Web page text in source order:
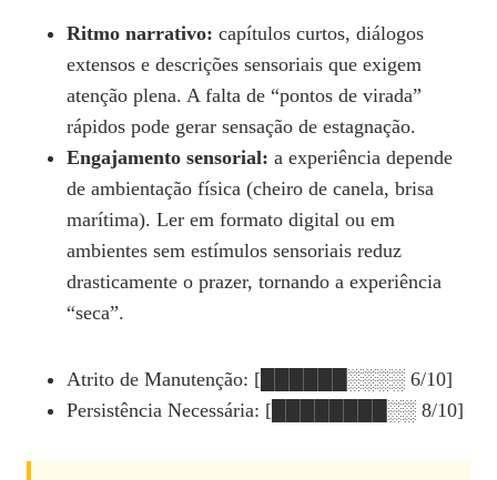
Ritmo narrativo: capítulos curtos, diálogos
extensos e descrições sensoriais que exigem
atenção plena. A falta de “pontos de virada”
rápidos pode gerar sensação de estagnação.
Engajamento sensorial: a experiência depende
de ambientação física (cheiro de canela, brisa
marítima). Ler em formato digital ou em
ambientes sem estímulos sensoriais reduz
drasticamente o prazer, tornando a experiência
“seca”.
Atrito de Manutenção: [██████░░░░ 6/10]
Persistência Necessária: [████████░░ 8/10]